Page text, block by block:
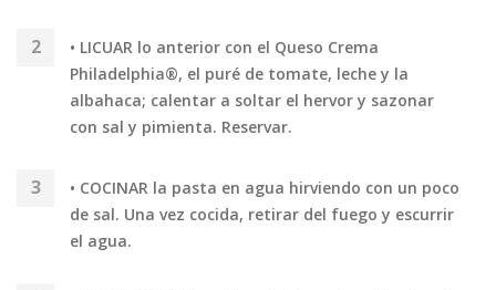
• LICUAR lo anterior con el Queso Crema
Philadelphia®, el puré de tomate, leche y la
albahaca; calentar a soltar el hervor y sazonar
con sal y pimienta. Reservar.
• COCINAR la pasta en agua hirviendo con un poco
de sal. Una vez cocida, retirar del fuego y escurrir
el agua.